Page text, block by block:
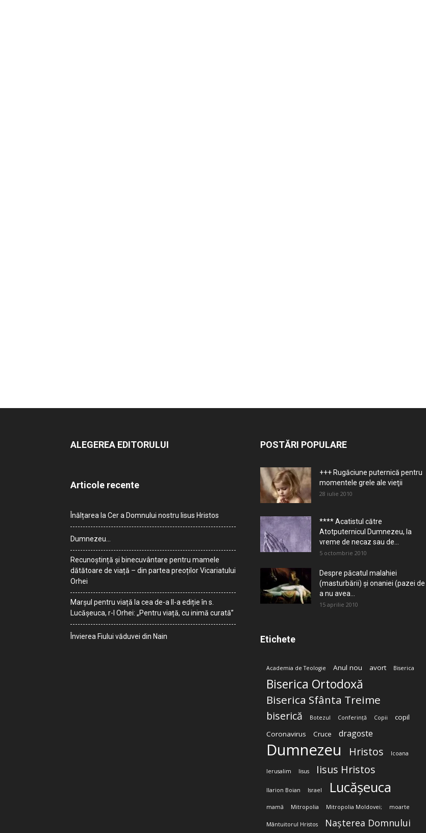
ALEGEREA EDITORULUI
Articole recente
Înălțarea la Cer a Domnului nostru Iisus Hristos
Dumnezeu…
Recunoștință și binecuvântare pentru mamele
dătătoare de viață – din partea preoților Vicariatului
Orhei
Marșul pentru viață la cea de-a II-a ediție în s.
Lucășeuca, r-l Orhei: „Pentru viață, cu inimă curată”
Învierea Fiului văduvei din Nain
POSTĂRI POPULARE
+++ Rugăciune puternică pentru
momentele grele ale vieţii
28 iulie 2010
**** Acatistul către
Atotputernicul Dumnezeu, la
vreme de necaz sau de...
5 octombrie 2010
Despre păcatul malahiei
(masturbării) şi onaniei (pazei de
a nu avea...
15 aprilie 2010
Etichete
Academia de Teologie Anul nou avort Biserica
Biserica Ortodoxă
Biserica Sfânta Treime
biserică Botezul Conferință Copii
copil
Coronavirus
Cruce dragoste
Dumnezeu Hristos Icoana
Ierusalim Iisus Iisus Hristos
Ilarion Boian Israel Lucășeuca
mamă Mitropolia Mitropolia Moldovei; moarte
Mântuitorul Hristos Nașterea Domnului